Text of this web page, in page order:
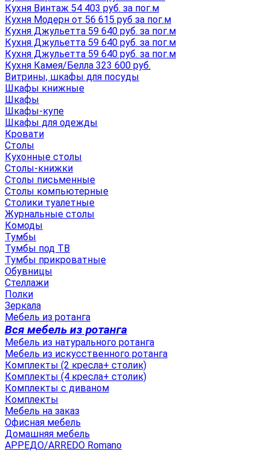
Кухня Винтаж 54 403 руб. за пог.м
Кухня Модерн от 56 615 руб за пог.м
Кухня Джульетта 59 640 руб. за пог.м
Кухня Джульетта 59 640 руб. за пог.м
Кухня Джульетта 59 640 руб. за пог.м
Кухня Камея/Белла 323 600 руб.
Витрины, шкафы для посуды
Шкафы книжные
Шкафы
Шкафы-купе
Шкафы для одежды
Кровати
Столы
Кухонные столы
Столы-книжки
Столы письменные
Столы компьютерные
Столики туалетные
Журнальные столы
Комоды
Тумбы
Тумбы под ТВ
Тумбы прикроватные
Обувницы
Стеллажи
Полки
Зеркала
Мебель из ротанга
Вся мебель из ротанга
Мебель из натурального ротанга
Мебель из искусственного ротанга
Комплекты (2 кресла+ столик)
Комплекты (4 кресла+ столик)
Комплекты с диваном
Комплекты
Мебель на заказ
Офисная мебель
Домашняя мебель
АРРЕДО/ARREDO Romano